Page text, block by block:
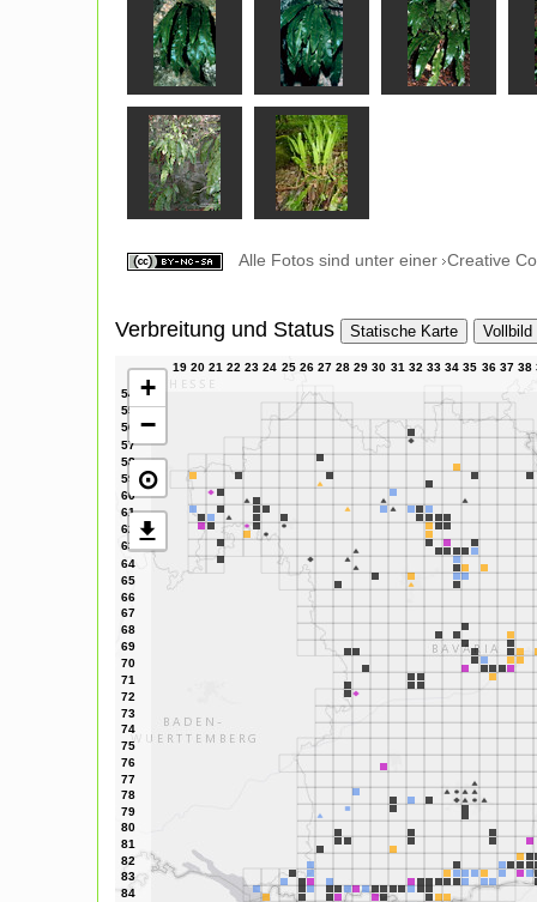
Alle Fotos sind unter einer Creative
Verbreitung und Status Statische Karte Vollbild
+
−
⊙